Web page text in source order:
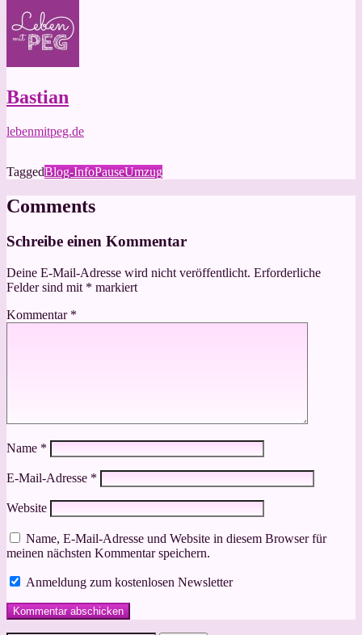
Bastian
lebenmitpeg.de
TaggedBlog-InfoPauseUmzug
Comments
Schreibe einen Kommentar
Deine E-Mail-Adresse wird nicht veröffentlicht. Erforderliche
Felder sind mit * markiert
Kommentar *
Name *
E-Mail-Adresse *
Website
Name, E-Mail-Adresse und Website in diesem Browser für
meinen nächsten Kommentar speichern.
Anmeldung zum kostenlosen Newsletter